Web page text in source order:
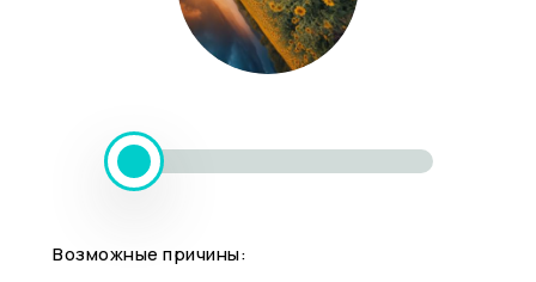
Возможные причины: